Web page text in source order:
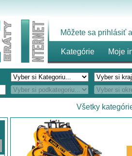
Môžete sa prihlásiť
Kategórie Moje
Všetky